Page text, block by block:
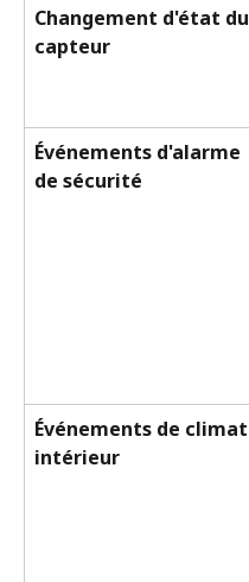
Changement d'état du
capteur
Événements d'alarme
de sécurité
Événements de climat
intérieur